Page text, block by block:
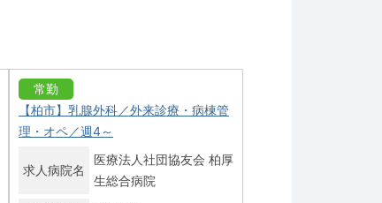
常勤
【柏市】乳腺外科／外来診療・病棟管
理・オペ／週4～
求人病院名
医療法人社団協友会 柏厚
生総合病院